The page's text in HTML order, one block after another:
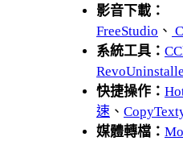
影音下載：
FreeStudio 、
系統工具：
快捷操作：
速 、
媒體轉檔：